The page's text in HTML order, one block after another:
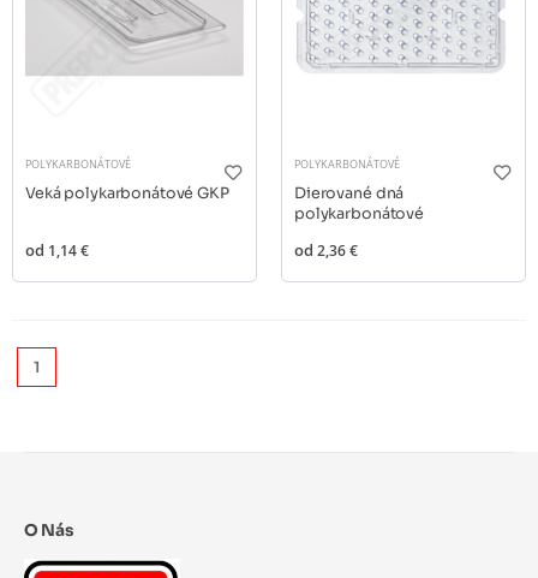
POLYKARBONÁTOVÉ
Veká polykarbonátové GKP
od 1,14 €
POLYKARBONÁTOVÉ
Dierované dná
polykarbonátové
od 2,36 €
1
O Nás